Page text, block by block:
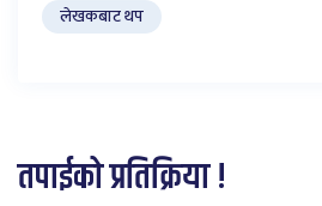
लेखकबाट थप
तपाईको प्रतिक्रिया !